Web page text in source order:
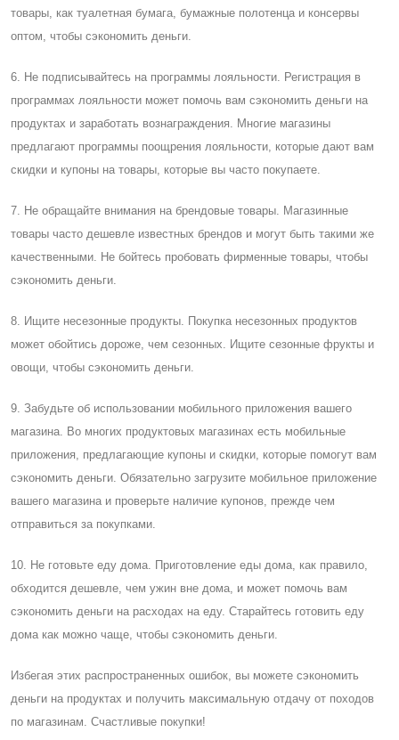
товары, как туалетная бумага, бумажные полотенца и консервы
оптом, чтобы сэкономить деньги.
6. Не подписывайтесь на программы лояльности. Регистрация в
программах лояльности может помочь вам сэкономить деньги на
продуктах и ​​заработать вознаграждения. Многие магазины
предлагают программы поощрения лояльности, которые дают вам
скидки и купоны на товары, которые вы часто покупаете.
7. Не обращайте внимания на брендовые товары. Магазинные
товары часто дешевле известных брендов и могут быть такими же
качественными. Не бойтесь пробовать фирменные товары, чтобы
сэкономить деньги.
8. Ищите несезонные продукты. Покупка несезонных продуктов
может обойтись дороже, чем сезонных. Ищите сезонные фрукты и
овощи, чтобы сэкономить деньги.
9. Забудьте об использовании мобильного приложения вашего
магазина. Во многих продуктовых магазинах есть мобильные
приложения, предлагающие купоны и скидки, которые помогут вам
сэкономить деньги. Обязательно загрузите мобильное приложение
вашего магазина и проверьте наличие купонов, прежде чем
отправиться за покупками.
10. Не готовьте еду дома. Приготовление еды дома, как правило,
обходится дешевле, чем ужин вне дома, и может помочь вам
сэкономить деньги на расходах на еду. Cтарайтесь готовить еду
дома как можно чаще, чтобы сэкономить деньги.
Избегая этих распространенных ошибок, вы можете сэкономить
деньги на продуктах и ​​получить максимальную отдачу от походов
по магазинам. Cчастливые покупки!